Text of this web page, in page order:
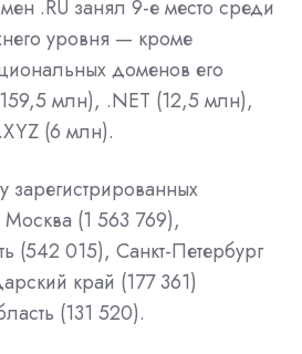
.RU занял 9-е место среди
уровня — кроме
доменов его
млн), .NET (12,5 млн),
(6 млн).
(1 563 769),
(542 015), Санкт-Петербург
край (177 361)
(131 520).